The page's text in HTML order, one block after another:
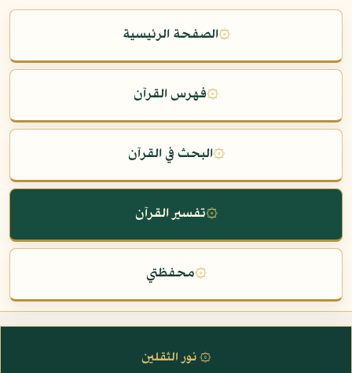
۞الصفحة الرئيسية
۞فهرس القرآن
۞البحث في القرآن
۞تفسير القرآن
۞محفظتي
۞ نور الثقلين